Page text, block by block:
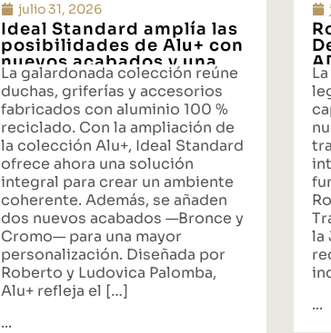
julio 31, 2026
Ideal Standard amplía las
posibilidades de Alu+ con
nuevos acabados y una
propuesta integral de
baño
La galardonada colección reúne
duchas, griferías y accesorios
fabricados con aluminio 100 %
reciclado. Con la ampliación de
la colección Alu+, Ideal Standard
ofrece ahora una solución
integral para crear un ambiente
coherente. Además, se añaden
dos nuevos acabados —Bronce y
Cromo— para una mayor
personalización. Diseñada por
Roberto y Ludovica Palomba,
Alu+ refleja el […]
...
la
...